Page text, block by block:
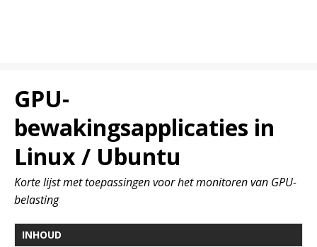
GPU-
bewakingsapplicaties in
Linux / Ubuntu
Korte lijst met toepassingen voor het monitoren van GPU-
belasting
INHOUD